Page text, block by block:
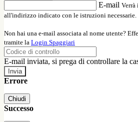
E-mail Verrà
all'indirizzo indicato con le istruzioni necessarie.
Non hai una e-mail associata al nome utente?
tramite la Login Spaggiari
E-mail inviata, si prega di controllare la
Errore
Chiudi
Successo